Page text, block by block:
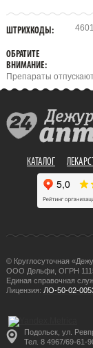
ШТРИХКОДЫ:
ОБРАТИТЕ
ВНИМАНИЕ:
Препараты
КАТАЛОГ
© Круглосуточная
ООО Дельфи, ОГРН
Единая справочная
Лицензия: ЛО-50-02-
Подольск, ул.
Тел. 8 4967/69-61-